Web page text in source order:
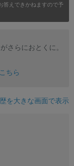
答えできかねますので予
がさらにおとくに。
ちら
を大きな画面で表示